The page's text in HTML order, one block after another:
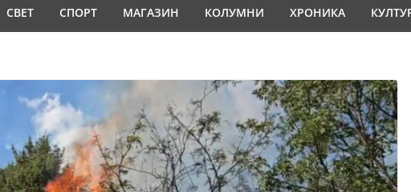
СВЕТ СПОРТ МАГАЗИН КОЛУМНИ ХРОНИКА